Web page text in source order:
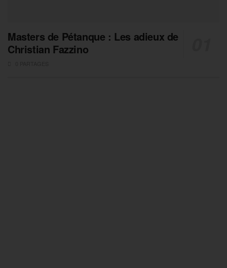
Masters de Pétanque : Les adieux de
Christian Fazzino